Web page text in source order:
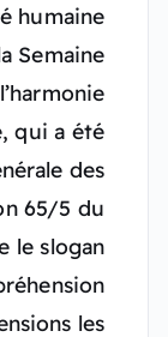
humaine
Semaine
qui a été
des
65/5 du
le slogan
les